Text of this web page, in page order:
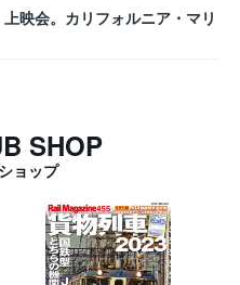
映会。カリフォルニア・マリ
SHOP
ョップ